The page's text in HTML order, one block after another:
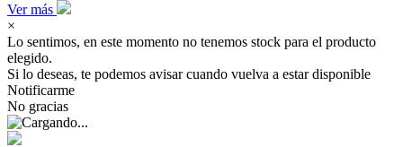
Ver más
×
Lo sentimos, en este momento no tenemos stock para el producto
elegido.
Si lo deseas, te podemos avisar cuando vuelva a estar disponible
Notificarme
No gracias